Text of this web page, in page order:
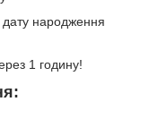
народження
1 годину!